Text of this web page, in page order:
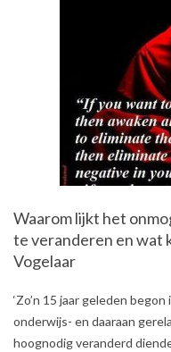
Waarom lijkt het
te veranderen en wat
Vogelaar
2018-
28
‘Zo’n 15 jaar geleden
onderwijs- en daaraan
hoognodig veranderd